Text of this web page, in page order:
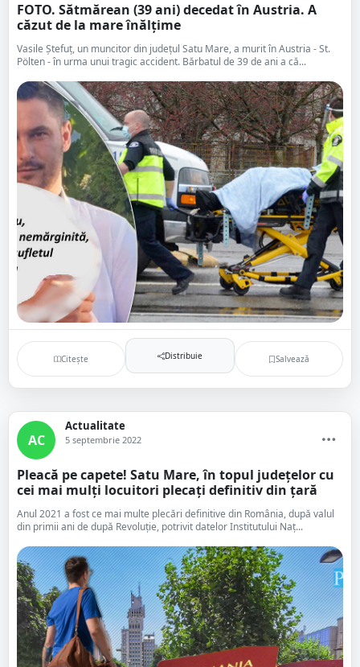
FOTO. Sătmărean (39 ani) decedat în Austria. A
căzut de la mare înălțime
Vasile Ștefuț, un muncitor din județul Satu Mare, a murit în Austria - St.
Pölten - în urma unui tragic accident. Bărbatul de 39 de ani a că...
Citește Distribuie Salvează
AC
Actualitate
5 septembrie 2022
Pleacă pe capete! Satu Mare, în topul județelor cu
cei mai mulți locuitori plecați definitiv din țară
Anul 2021 a fost ce mai multe plecări definitive din România, după valul
din primii ani de după Revoluție, potrivit datelor Institutului Naț...